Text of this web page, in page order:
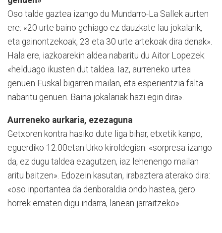
Oso talde gaztea izango du Mundarro-La Sallek aurten
ere: «20 urte baino gehiago ez dauzkate lau jokalarik,
eta gainon­tzekoak, 23 eta 30 urte artekoak dira denak».
Hala ere, iazkoarekin aldea nabaritu du Aitor Lope­zek:
«helduago ikusten dut taldea. Iaz, aurreneko urtea
genuen Eus­kal bigarren mailan, eta esperientzia falta
naba­ritu ge­nu­en. Baina jokalariak hazi egin dira».
Aurreneko aurkaria, ezezaguna
Getxoren kontra hasiko dute liga bihar, etxetik kanpo,
egu­erdiko 12:00etan Urko kiroldegian: «sorpresa izango
da, ez du­gu taldea ezagutzen, iaz lehenengo mailan
aritu baitzen». Edozein kasutan, irabaztera aterako dira:
«oso inportantea da denboraldia ondo hastea, gero
horrek ematen digu indarra, lanean jarraitzeko».